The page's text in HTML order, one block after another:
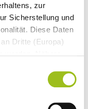
zur
Sicherstellung und
Diese Daten
Dritte (Europa)
Impressum
behandeln und
über Ursachen
Sie bei der Therapie
entsteht